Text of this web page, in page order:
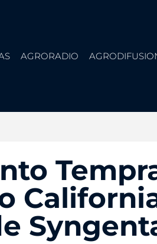
AGRORADIO